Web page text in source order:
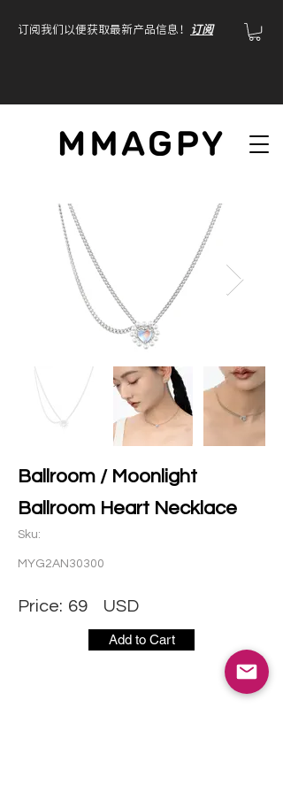
订阅我们以便获取最新产品信息！ 订阅
Ballroom / Moonlight
Ballroom Heart Necklace
Sku:
MYG2AN30300
Price: 69 USD
Add to Cart